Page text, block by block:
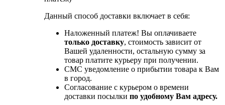
Данный способ доставки включает в себя:
Наложенный платеж! Вы оплачиваете
только доставку, стоимость зависит от
Вашей удаленности, остальную сумму за
товар платите курьеру при получении.
СМС уведомление о прибытии товара к Вам
в город.
Согласование с курьером о времени
доставки посылки по удобному Вам адресу.